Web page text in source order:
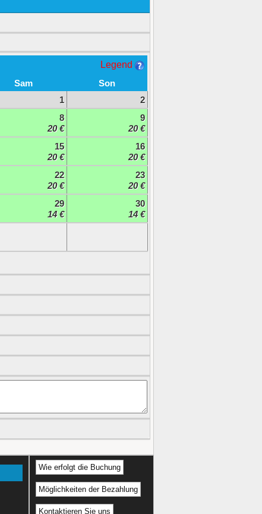
Legend
Sam
Son
1
2
8
20 €
9
20 €
15
20 €
16
20 €
22
20 €
23
20 €
29
14 €
30
14 €
Wie erfolgt die Buchung
Möglichkeiten der Bezahlung
Kontaktieren Sie uns